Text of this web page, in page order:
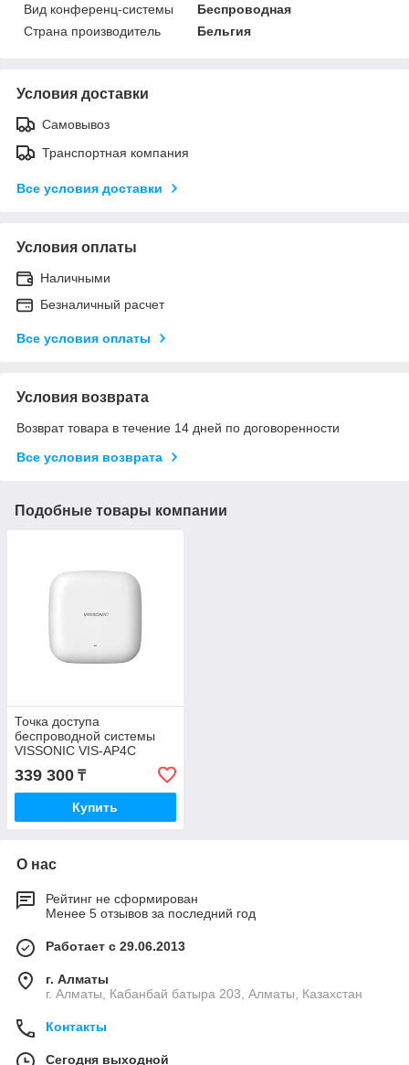
Вид конференц-системы
Беспроводная
Страна производитель
Бельгия
Условия доставки
Самовывоз
Транспортная компания
Все условия доставки
Условия оплаты
Наличными
Безналичный расчет
Все условия оплаты
Условия возврата
Возврат товара в течение 14 дней по договоренности
Все условия возврата
Подобные товары компании
Точка доступа
беспроводной системы
VISSONIC VIS-AP4C
339 300 ₸
Купить
О нас
Рейтинг не сформирован
Менее 5 отзывов за последний год
Работает с 29.06.2013
г. Алматы
г. Алматы, Кабанбай батыра 203, Алматы, Казахстан
Контакты
Сегодня выходной